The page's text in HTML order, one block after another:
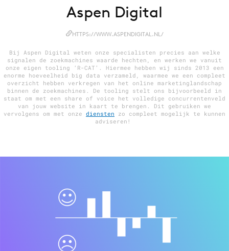
12 nov: MarketingLive!
Adverteren
Events
Opleidingen
Partners
Artificial Intelligence
Aspen Digital
HTTPS://WWW.ASPENDIGITAL.NL/
Bij Aspen Digital weten onze specialisten precies aan welke
signalen de zoekmachines waarde hechten, en werken we vanuit
onze eigen tooling ‘R-CAT’. Hiermee hebben wij sinds 2013 een
enorme hoeveelheid big data verzameld, waarmee we een compleet
overzicht hebben verkregen van het online marketinglandschap
binnen de zoekmachines. De tooling stelt ons bijvoorbeeld in
staat om met een share of voice het volledige concurrentenveld
van jouw website in kaart te brengen. Dit gebruiken we
vervolgens om met onze diensten zo compleet mogelijk te kunnen
adviseren!